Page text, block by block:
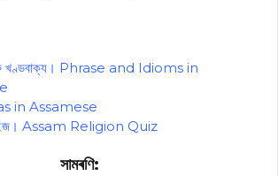
খণ্ডবাক্য। Phrase and Idioms in
in Assamese
Assam Religion Quiz
সামৰণি: